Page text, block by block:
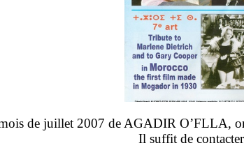
de juillet 2007 de AGADIR O’FLLA, on
Il suffit de